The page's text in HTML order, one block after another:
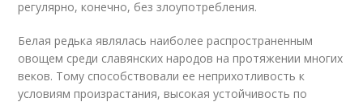
регулярно, конечно, без злоупотребления.
Белая редька являлась наиболее распространенным
овощем среди славянских народов на протяжении многих
веков. Тому способствовали ее неприхотливость к
условиям произрастания, высокая устойчивость по